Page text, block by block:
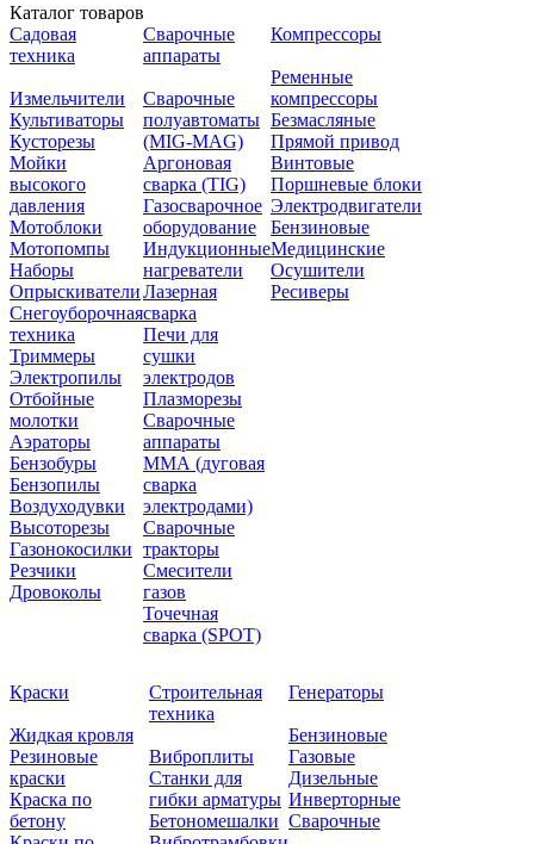
Каталог товаров
Садовая
техника
Измельчители
Культиваторы
Кусторезы
Мойки
высокого
давления
Мотоблоки
Мотопомпы
Наборы
Опрыскиватели
Снегоуборочная
техника
Триммеры
Электропилы
Отбойные
молотки
Аэраторы
Бензобуры
Бензопилы
Воздуходувки
Высоторезы
Газонокосилки
Резчики
Дровоколы
Сварочные
аппараты
Сварочные
полуавтоматы
(MIG-MAG)
Аргоновая
сварка (TIG)
Газосварочное
оборудование
Индукционные
нагреватели
Лазерная
сварка
Печи для
сушки
электродов
Плазморезы
Сварочные
аппараты
ММА (дуговая
сварка
электродами)
Сварочные
тракторы
Смесители
газов
Точечная
сварка (SPOT)
Компрессоры
Ременные
компрессоры
Безмасляные
Прямой привод
Винтовые
Поршневые блоки
Электродвигатели
Бензиновые
Медицинские
Осушители
Ресиверы
Краски
Жидкая кровля
Резиновые
краски
Краска по
бетону
Строительная
техника
Виброплиты
Станки для
гибки арматуры
Бетономешалки
Генераторы
Бензиновые
Газовые
Дизельные
Инверторные
Сварочные